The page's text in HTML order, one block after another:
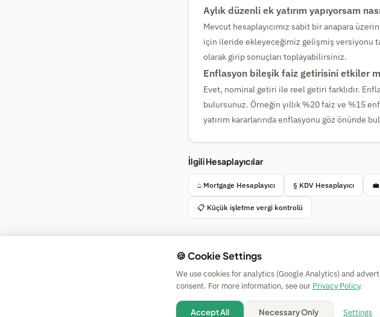
Aylık düzenli ek yatırım yapıyorsam
Mevcut hesaplayıcımız sabit bir anapara
için ileride ekleyeceğimiz gelişmiş versiyonu
olarak girip sonuçları toplayabilirsiniz.
Enflasyon bileşik faiz getirisini etkiler
Evet, nominal getiri ile reel getiri farklıdır.
bulursunuz. Örneğin yıllık %20 faiz ve %15
yatırım kararlarında enflasyonu göz önünde
İlgili Hesaplayıcılar
⌂ Mortgage Hesaplayıcı § KDV Hesaplayıcı
📋 Küçük işletme vergi kontrolü
Impressum
|
🍪 Cookie Settings
We use cookies for analytics (Google Analytics) and
consent. For more information, see our Privacy Policy.
Accept All Necessary Only Settings